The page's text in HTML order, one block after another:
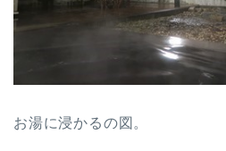
お湯に浸かるの図。